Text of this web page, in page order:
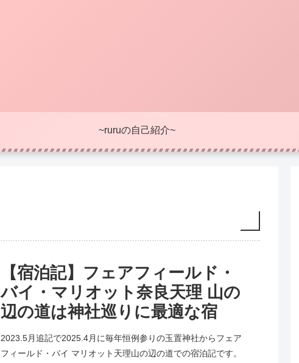
~ruruの自己紹介~
【宿泊記】フェアフィールド・
バイ・マリオット奈良天理 山の
辺の道は神社巡りに最適な宿
2023.5月追記で2025.4月に毎年恒例参りの玉置神社からフェア
フィールド・バイ マリオット天理山の辺の道での宿泊記です。